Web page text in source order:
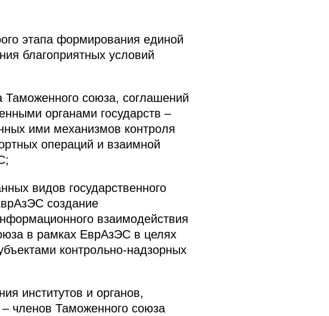
этапа формирования единой
благоприятных условий
Таможенного союза, соглашений
органами государств –
ими механизмов контроля
операций и взаимной
видов государственного
создание
взаимодействия
в рамках ЕврАзЭС в целях
контрольно-надзорных
институтов и органов,
членов Таможенного союза